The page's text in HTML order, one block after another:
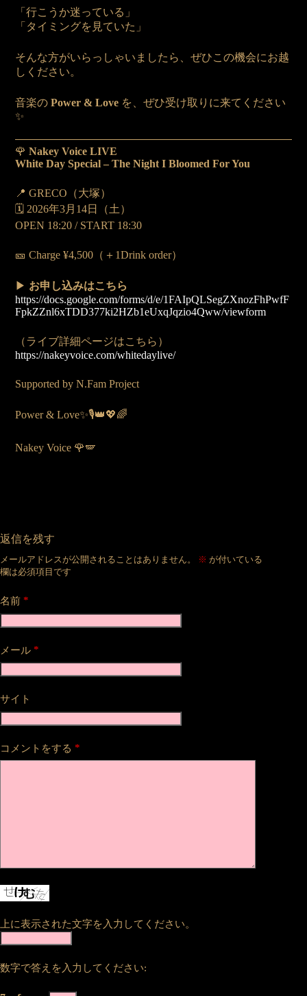
「行こうか迷っている」
「タイミングを見ていた」
そんな方がいらっしゃいましたら、ぜひこの機会にお越
しください。
音楽のPower & Love を、ぜひ受け取りに来てください
✨
🌹Nakey Voice LIVE
White Day Special – The Night I Bloomed For You
📍 GRECO（大塚）
🗓 2026年3月14日（土）
OPEN 18:20 / START 18:30
🎫 Charge ¥4,500（＋1Drink order）
▶ お申し込みはこちら
https://docs.google.com/forms/d/e/1FAIpQLSegZXnozFhPwfF
FpkZZnl6xTDD377ki2HZb1eUxqJqzio4Qww/viewform
（ライブ詳細ページはこちら）
https://nakeyvoice.com/whitedaylive/
Supported by N.Fam Project
Power & Love✨🎙️👑💖🌈
Nakey Voice 🌹🪽
返信を残す
メールアドレスが公開されることはありません。 ※ が付いている
欄は必須項目です
名前 *
メール *
サイト
コメントをする *
上に表示された文字を入力してください。
数字で答えを入力してください: